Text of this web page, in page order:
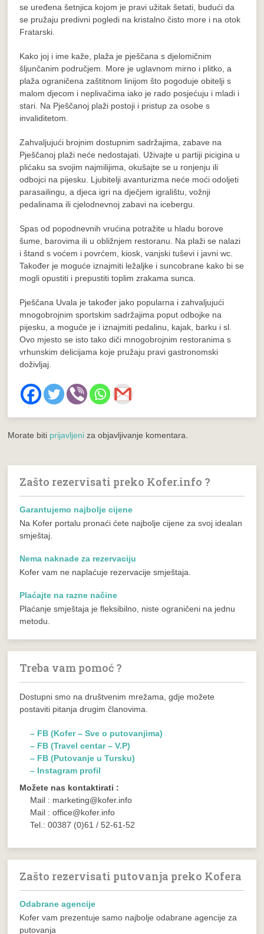
se uređena šetnjica kojom je pravi užitak šetati, budući da
se pružaju predivni pogledi na kristalno čisto more i na otok
Fratarski.
Kako joj i ime kaže, plaža je pješčana s djelomičnim
šljunčanim područjem. More je uglavnom mirno i plitko, a
plaža ograničena zaštitnom linijom što pogoduje obitelji s
malom djecom i neplivačima iako je rado posjećuju i mladi i
stari. Na Pješčanoj plaži postoji i pristup za osobe s
invaliditetom.
Zahvaljujući brojnim dostupnim sadržajima, zabave na
Pješčanoj plaži neće nedostajati. Uživajte u partiji picigina u
plićaku sa svojim najmilijima, okušajte se u ronjenju ili
odbojci na pijesku. Ljubitelji avanturizma neće moći odoljeti
parasailingu, a djeca igri na dječjem igralištu, vožnji
pedalinama ili cjelodnevnoj zabavi na icebergu.
Spas od popodnevnih vrućina potražite u hladu borove
šume, barovima ili u obližnjem restoranu. Na plaži se nalazi
i štand s voćem i povrćem, kiosk, vanjski tuševi i javni wc.
Također je moguće iznajmiti ležaljke i suncobrane kako bi se
mogli opustiti i prepustiti toplim zrakama sunca.
Pješčana Uvala je također jako popularna i zahvaljujući
mnogobrojnim sportskim sadržajima poput odbojke na
pijesku, a moguće je i iznajmiti pedalinu, kajak, barku i sl.
Ovo mjesto se isto tako diči mnogobrojnim restoranima s
vrhunskim delicijama koje pružaju pravi gastronomski
doživljaj.
Morate biti prijavljeni za objavljivanje komentara.
Zašto rezervisati preko Kofer.info ?
Garantujemo najbolje cijene
Na Kofer portalu pronaći ćete najbolje cijene za svoj idealan
smještaj.
Nema naknade za rezervaciju
Kofer vam ne naplaćuje rezervacije smještaja.
Plaćajte na razne načine
Plaćanje smještaja je fleksibilno, niste ograničeni na jednu
metodu.
Treba vam pomoć ?
Dostupni smo na društvenim mrežama, gdje možete
postaviti pitanja drugim članovima.
– FB (Kofer – Sve o putovanjima)
– FB (Travel centar – V.P)
– FB (Putovanje u Tursku)
– Instagram profil
Možete nas kontaktirati :
Mail : marketing@kofer.info
Mail : office@kofer.info
Tel.: 00387 (0)61 / 52-61-52
Zašto rezervisati putovanja preko Kofera
Odabrane agencije
Kofer vam prezentuje samo najbolje odabrane agencije za
putovanja